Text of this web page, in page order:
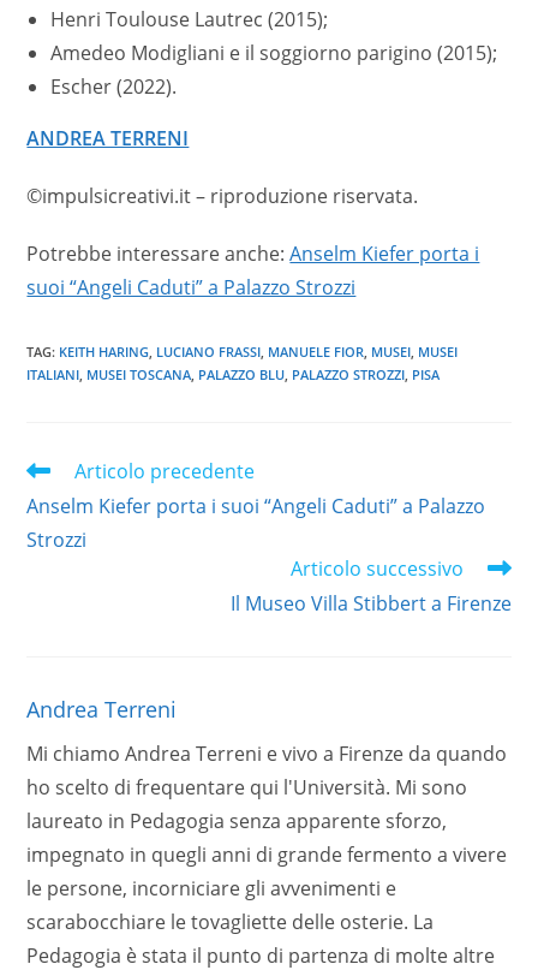
Henri Toulouse Lautrec (2015);
Amedeo Modigliani e il soggiorno parigino (2015);
Escher (2022).
ANDREA TERRENI
©impulsicreativi.it – riproduzione riservata.
Potrebbe interessare anche:Anselm Kiefer porta i
suoi “Angeli Caduti” a Palazzo Strozzi
TAG: KEITH HARING LUCIANO FRASSI MANUELE FIOR MUSEI MUSEI
ITALIANI MUSEI TOSCANA PALAZZO BLU PALAZZO STROZZI PISA
Leggi
articoli
Articolo precedente
Anselm Kiefer porta i suoi “Angeli Caduti” a Palazzo
Strozzi
Articolo successivo
Il Museo Villa Stibbert a Firenze
Andrea Terreni
Mi chiamo Andrea Terreni e vivo a Firenze da quando
ho scelto di frequentare qui l'Università. Mi sono
laureato in Pedagogia senza apparente sforzo,
impegnato in quegli anni di grande fermento a vivere
le persone, incorniciare gli avvenimenti e
scarabocchiare le tovagliette delle osterie. La
Pedagogia è stata il punto di partenza di molte altre